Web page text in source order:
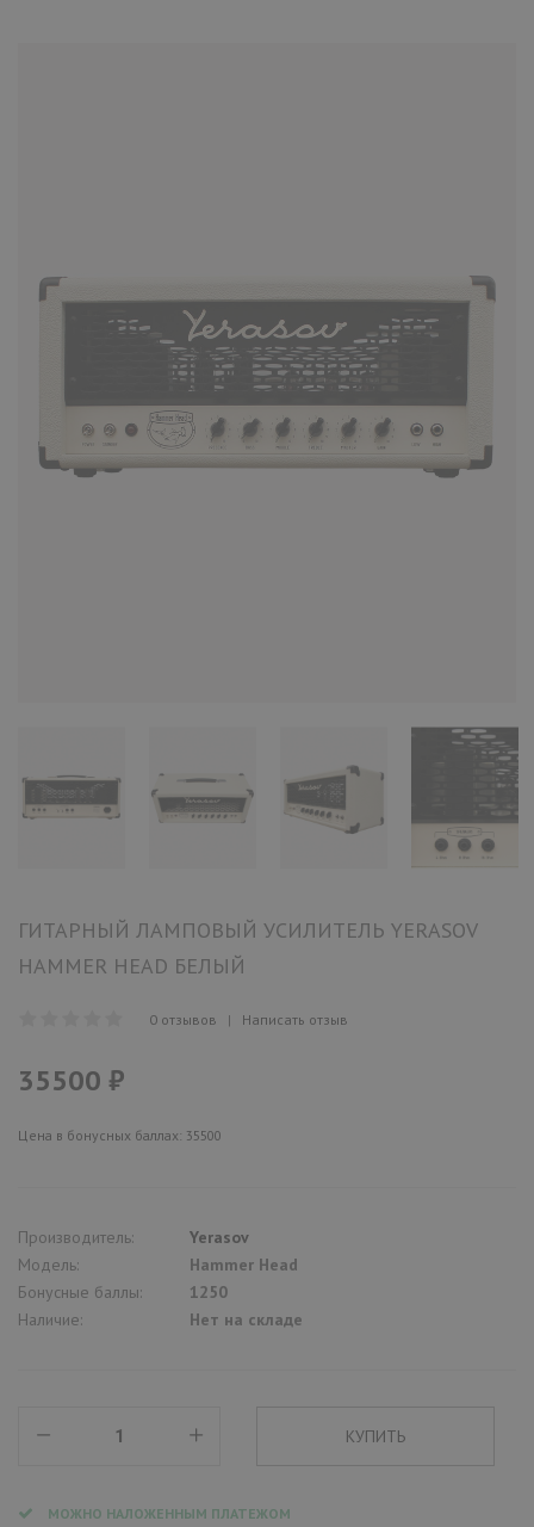
ГИТАРНЫЙ ЛАМПОВЫЙ УСИЛИТЕЛЬ YERASOV
HAMMER HEAD БЕЛЫЙ
0 отзывов | Написать отзыв
35500 ₽
Цена в бонусных баллах: 35500
Производитель:
Yerasov
Модель:
Hammer Head
Бонусные баллы:
1250
Наличие:
Нет на складе
МОЖНО НАЛОЖЕННЫМ ПЛАТЕЖОМ